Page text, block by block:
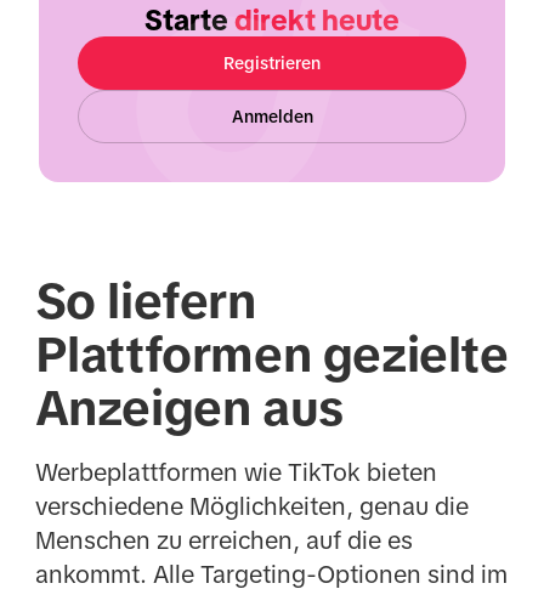
Starte direkt heute
Registrieren
Anmelden
So liefern
Plattformen gezielte
Anzeigen aus
Werbeplattformen wie TikTok bieten
verschiedene Möglichkeiten, genau die
Menschen zu erreichen, auf die es
ankommt. Alle Targeting-Optionen sind im